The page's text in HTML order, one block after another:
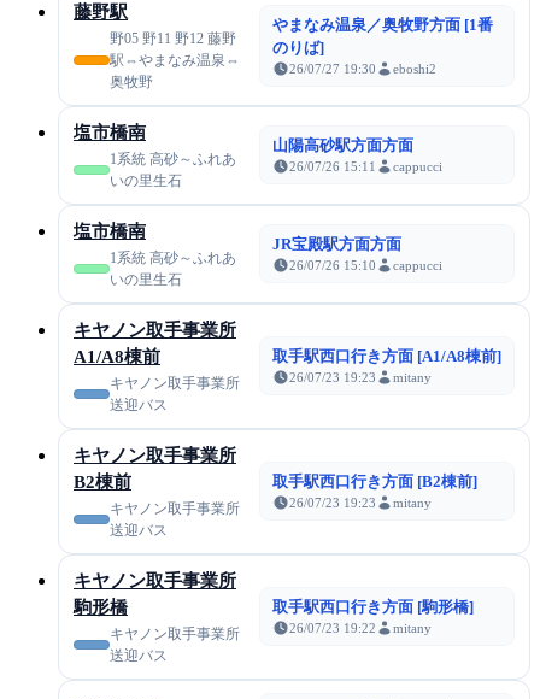
藤野駅
野05 野11 野12 藤野
駅⇔やまなみ温泉⇔
奥牧野
やまなみ温泉／奥牧野方面 [1番
のりば]
26/07/27 19:30 eboshi2
塩市橋南
1系統 高砂～ふれあ
いの里生石
山陽高砂駅方面方面
26/07/26 15:11 cappucci
塩市橋南
1系統 高砂～ふれあ
いの里生石
JR宝殿駅方面方面
26/07/26 15:10 cappucci
キヤノン取手事業所
A1/A8棟前
キヤノン取手事業所
送迎バス
取手駅西口行き方面 [A1/A8棟前]
26/07/23 19:23 mitany
キヤノン取手事業所
B2棟前
キヤノン取手事業所
送迎バス
取手駅西口行き方面 [B2棟前]
26/07/23 19:23 mitany
キヤノン取手事業所
駒形橋
キヤノン取手事業所
送迎バス
取手駅西口行き方面 [駒形橋]
26/07/23 19:22 mitany